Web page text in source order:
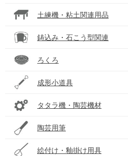
土練機・粘土関連用品
鋳込み・石こう型関連
ろくろ
成形小道具
タタラ機・陶芸機材
陶芸用筆
絵付け・釉掛け用具